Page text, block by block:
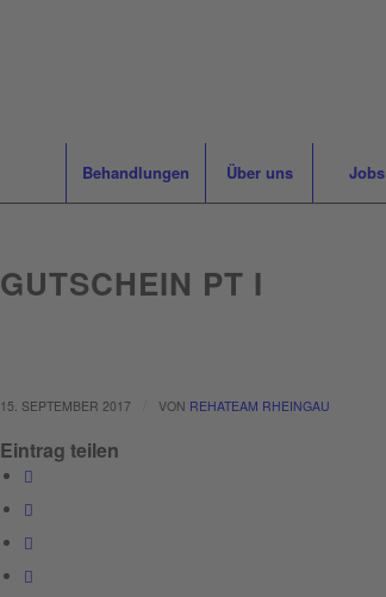
Behandlungen Über uns Jobs
GUTSCHEIN PT I
15. SEPTEMBER 2017 VON REHATEAM RHEINGAU
Eintrag teilen